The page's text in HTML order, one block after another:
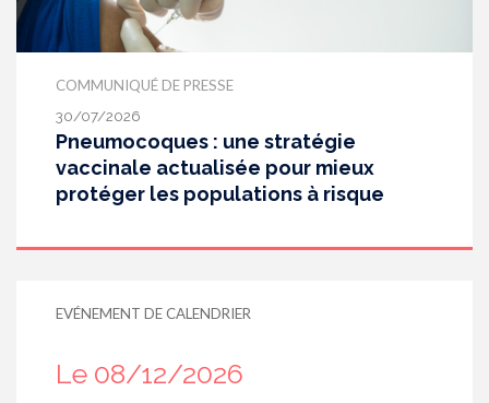
COMMUNIQUÉ DE PRESSE
30/07/2026
Pneumocoques : une stratégie
vaccinale actualisée pour mieux
protéger les populations à risque
EVÉNEMENT DE CALENDRIER
Le 08/12/2026